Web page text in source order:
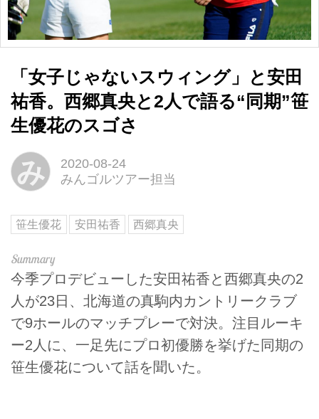
「女子じゃないスウィング」と安田
祐香。西郷真央と2人で語る“同期”笹
生優花のスゴさ
み
2020-08-24
みんゴルツアー担当
笹生優花 安田祐香 西郷真央
今季プロデビューした安田祐香と西郷真央の2
人が23日、北海道の真駒内カントリークラブ
で9ホールのマッチプレーで対決。注目ルーキ
ー2人に、一足先にプロ初優勝を挙げた同期の
笹生優花について話を聞いた。